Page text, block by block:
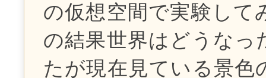
の仮想空間で実験して
の結果世界はどうなっ
たが現在見ている景色